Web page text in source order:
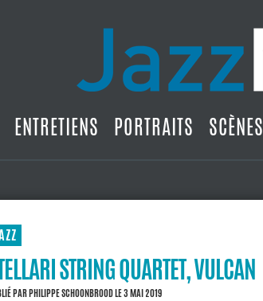
ENTRETIENS PORTRAITS SCÈNES
STRING QUARTET, VULCAN
PARPHILIPPE SCHOONBROODLE 3 MAI 2019